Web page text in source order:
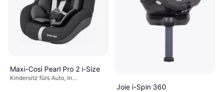
Maxi-Cosi Pearl Pro 2 i-Size
Kindersitz fürs Auto, In
Joie i-Spin 360